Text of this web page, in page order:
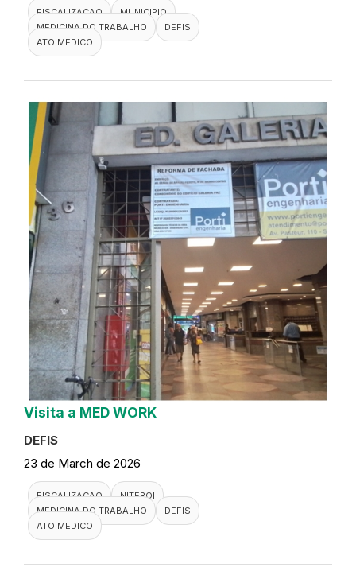
FISCALIZACAO
MUNICIPIO
MEDICINA DO TRABALHO
DEFIS
ATO MEDICO
Visita a MED WORK
DEFIS
23 de March de 2026
FISCALIZACAO
NITEROI
MEDICINA DO TRABALHO
DEFIS
ATO MEDICO